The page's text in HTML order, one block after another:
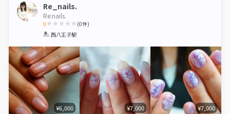
Re_nails.
Re:nails.
0
1 2 3 4 5
(0件)
西八王子駅
¥6,000 ¥7,000 ¥7,000